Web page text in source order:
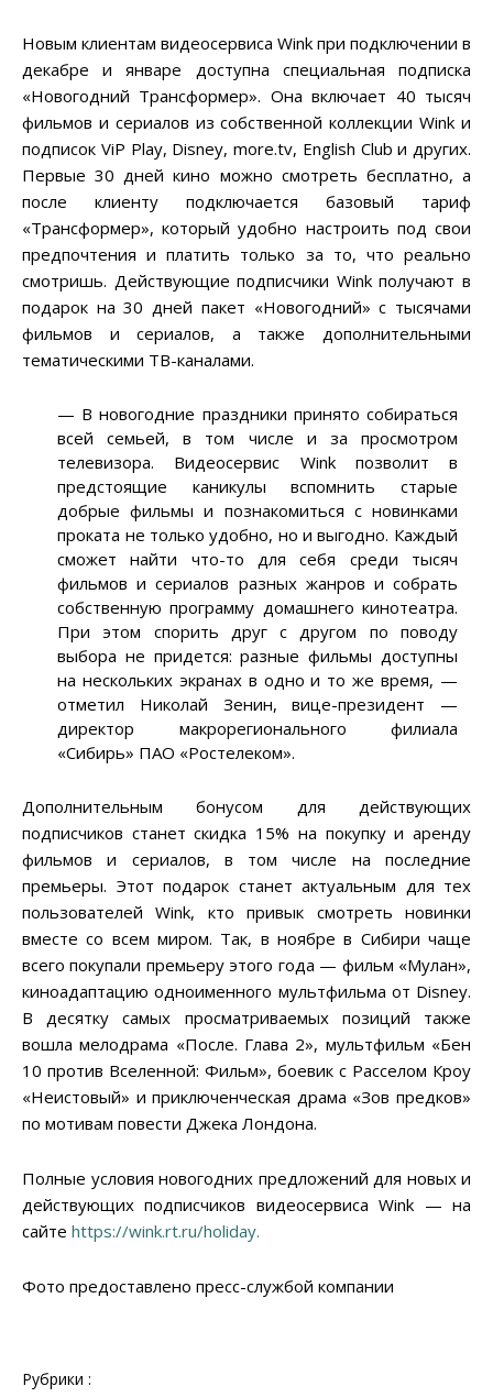
Новым клиентам видеосервиса Wink при подключении в
декабре и январе доступна специальная подписка
«Новогодний Трансформер». Она включает 40 тысяч
фильмов и сериалов из собственной коллекции Wink и
подписок ViP Play, Disney, more.tv, English Club и других.
Первые 30 дней кино можно смотреть бесплатно, а
после клиенту подключается базовый тариф
«Трансформер», который удобно настроить под свои
предпочтения и платить только за то, что реально
смотришь. Действующие подписчики Wink получают в
подарок на 30 дней пакет «Новогодний» с тысячами
фильмов и сериалов, а также дополнительными
тематическими ТВ-каналами.
— В новогодние праздники принято собираться
всей семьей, в том числе и за просмотром
телевизора. Видеосервис Wink позволит в
предстоящие каникулы вспомнить старые
добрые фильмы и познакомиться с новинками
проката не только удобно, но и выгодно. Каждый
сможет найти что-то для себя среди тысяч
фильмов и сериалов разных жанров и собрать
собственную программу домашнего кинотеатра.
При этом спорить друг с другом по поводу
выбора не придется: разные фильмы доступны
на нескольких экранах в одно и то же время, —
отметил Николай Зенин, вице-президент —
директор макрорегионального филиала
«Сибирь» ПАО «Ростелеком».
Дополнительным бонусом для действующих
подписчиков станет скидка 15% на покупку и аренду
фильмов и сериалов, в том числе на последние
премьеры. Этот подарок станет актуальным для тех
пользователей Wink, кто привык смотреть новинки
вместе со всем миром. Так, в ноябре в Сибири чаще
всего покупали премьеру этого года — фильм «Мулан»,
киноадаптацию одноименного мультфильма от Disney.
В десятку самых просматриваемых позиций также
вошла мелодрама «После. Глава 2», мультфильм «Бен
10 против Вселенной: Фильм», боевик с Расселом Кроу
«Неистовый» и приключенческая драма «Зов предков»
по мотивам повести Джека Лондона.
Полные условия новогодних предложений для новых и
действующих подписчиков видеосервиса Wink — на
сайте https://wink.rt.ru/holiday.
Фото предоставлено пресс-службой компании
Рубрики :